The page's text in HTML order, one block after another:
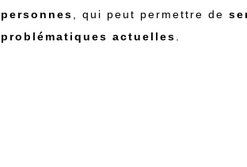
personnes
, qui peut permettre de
problématiques actuelles